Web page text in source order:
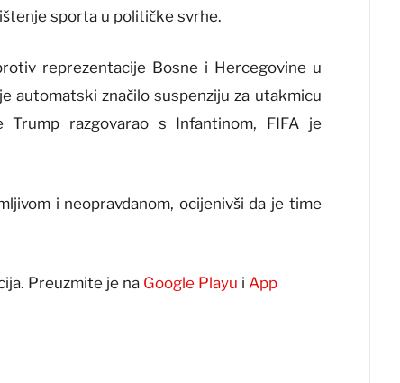
sporta u političke svrhe.
reprezentacije Bosne i Hercegovine u
automatski značilo suspenziju za utakmicu
razgovarao s Infantinom, FIFA je
i neopravdanom, ocijenivši da je time
Preuzmite je na Google Playu i App